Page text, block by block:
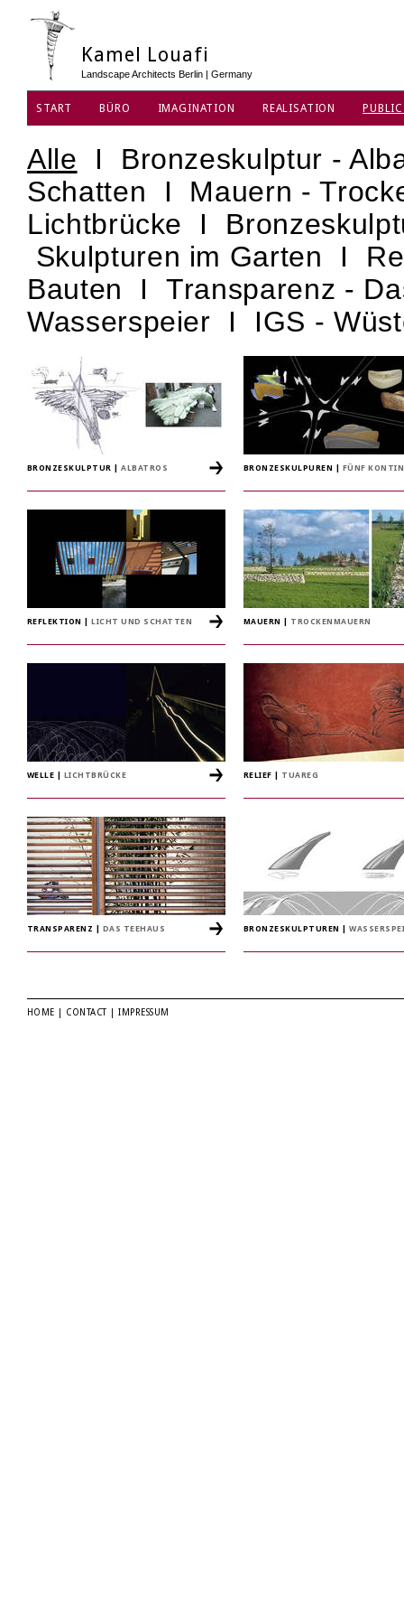
Kamel Louafi
Landscape Architects Berlin | Germany
START BÜRO IMAGINATION REALISATION
Alle I Bronzeskulptur -
Schatten I Mauern -
Lichtbrücke I
Skulpturen im Garten I
Bauten ITransparenz -
Wasserspeier I IGS -
BRONZESKULPTUR |ALBATROS BRONZESKULPUREN FÜNF
REFLEKTION |LICHT UND SCHATTEN MAUERN TROCKENMAUERN
WELLE LICHTBRÜCKE RELIEF TUAREG
TRANSPARENZ DAS TEEHAUS BRONZESKULPTUREN |
HOME CONTACT |IMPRESSUM